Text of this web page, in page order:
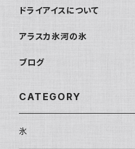
ドライアイスについて
アラスカ氷河の氷
ブログ
CATEGORY
氷